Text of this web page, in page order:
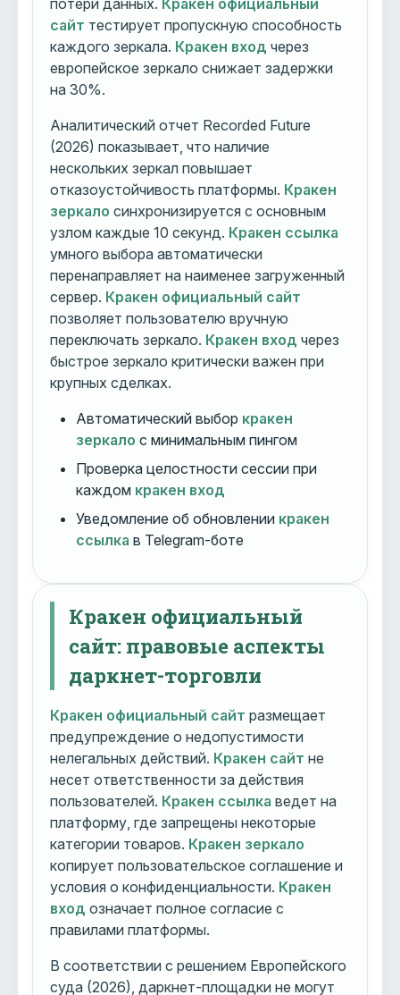
потери данных. Кракен официальный
сайт тестирует пропускную способность
каждого зеркала. Кракен вход через
европейское зеркало снижает задержки
на 30%.
Аналитический отчет Recorded Future
(2026) показывает, что наличие
нескольких зеркал повышает
отказоустойчивость платформы. Кракен
зеркало синхронизируется с основным
узлом каждые 10 секунд. Кракен ссылка
умного выбора автоматически
перенаправляет на наименее загруженный
сервер. Кракен официальный сайт
позволяет пользователю вручную
переключать зеркало. Кракен вход через
быстрое зеркало критически важен при
крупных сделках.
Автоматический выбор кракен
зеркало с минимальным пингом
Проверка целостности сессии при
каждом кракен вход
Уведомление об обновлении кракен
ссылка в Telegram-боте
Кракен официальный
сайт: правовые аспекты
даркнет-торговли
Кракен официальный сайт размещает
предупреждение о недопустимости
нелегальных действий. Кракен сайт не
несет ответственности за действия
пользователей. Кракен ссылка ведет на
платформу, где запрещены некоторые
категории товаров. Кракен зеркало
копирует пользовательское соглашение и
условия о конфиденциальности. Кракен
вход означает полное согласие с
правилами платформы.
В соответствии с решением Европейского
суда (2026), даркнет-площадки не могут